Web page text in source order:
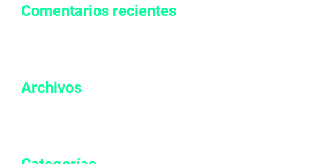
Comentarios recientes
Archivos